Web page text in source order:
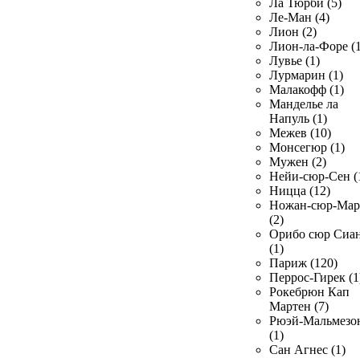
Ла Тюрби (5)
Ле-Ман (4)
Лион (2)
Лион-ла-Форе
Лувье (1)
Лурмарин (1)
Малакофф (1)
Манделье ла
Напуль (1)
Межев (10)
Монсегюр (1)
Мужен (2)
Нейи-сюр-Сен
Ницца (12)
Ножан-сюр-
(2)
Орибо сюр
(1)
Париж (120)
Перрос-Гирек
Рокебрюн Кап
Мартен (7)
Рюэй-
(1)
Сан Агнес (1)